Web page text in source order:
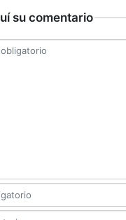
su comentario